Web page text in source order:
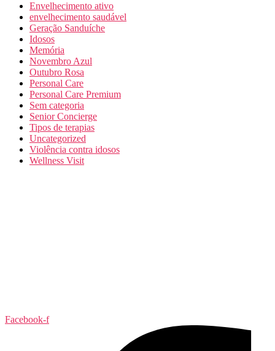
Envelhecimento ativo
envelhecimento saudável
Geração Sanduíche
Idosos
Memória
Novembro Azul
Outubro Rosa
Personal Care
Personal Care Premium
Sem categoria
Senior Concierge
Tipos de terapias
Uncategorized
Violência contra idosos
Wellness Visit
Facebook-f